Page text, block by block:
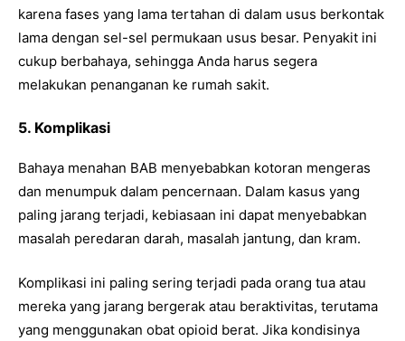
karena fases yang lama tertahan di dalam usus berkontak
lama dengan sel-sel permukaan usus besar. Penyakit ini
cukup berbahaya, sehingga Anda harus segera
melakukan penanganan ke rumah sakit.
5. Komplikasi
Bahaya menahan BAB menyebabkan kotoran mengeras
dan menumpuk dalam pencernaan. Dalam kasus yang
paling jarang terjadi, kebiasaan ini dapat menyebabkan
masalah peredaran darah, masalah jantung, dan kram.
Komplikasi ini paling sering terjadi pada orang tua atau
mereka yang jarang bergerak atau beraktivitas, terutama
yang menggunakan obat opioid berat. Jika kondisinya